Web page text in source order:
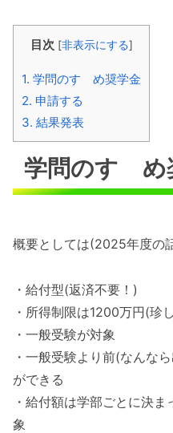
目次 [非表示にする]
1. 学問のすゝめ奨学金
2. 申請する
3. 結果発表
学問のすゝめ
概要としては(2025年度の
・給付型(返済不要！)
・所得制限は1200万円(珍
・一般受験が対象
・一般受験より前(なんな
ができる
・給付額は学部ごとに決
象